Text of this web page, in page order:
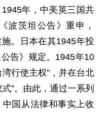
年，中美英三国共
波茨坦公告》重申，
。日本在其1945年投
告》规定。1945年10
行使主权”，并在台北
”。由此，通过一系列
国从法律和事实上收